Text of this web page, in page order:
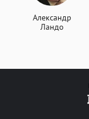
Александр
Ландо